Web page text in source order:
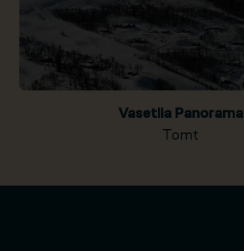
Vasetlia Panorama
Tomt